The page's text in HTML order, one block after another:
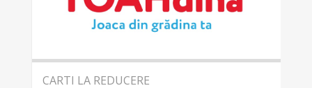
CARTI LA REDUCERE